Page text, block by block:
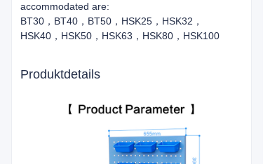
accommodated are:
BT30，BT40，BT50，HSK25，HSK32，
HSK40，HSK50，HSK63，HSK80，HSK100
Produktdetails